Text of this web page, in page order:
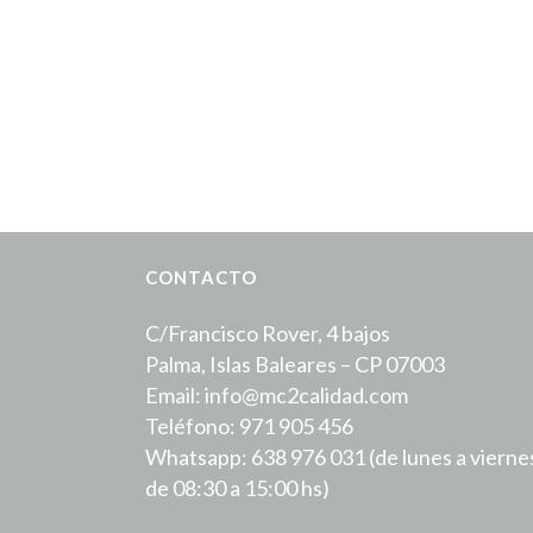
CONTACTO
C/Francisco Rover, 4 bajos
Palma, Islas Baleares – CP 07003
Email: info@mc2calidad.com
Teléfono: 971 905 456
Whatsapp: 638 976 031 (de lunes a
de 08:30 a 15:00 hs)